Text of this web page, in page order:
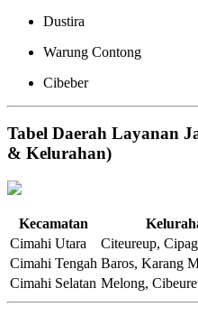
Dustira
Warung Contong
Cibeber
Tabel Daerah Layanan
& Kelurahan)
Kecamatan
Cimahi Utara
Citeureup,
Cimahi Tengah Baros, Karang
Cimahi Selatan Melong,